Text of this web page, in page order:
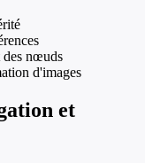
des nœuds
d'images
et